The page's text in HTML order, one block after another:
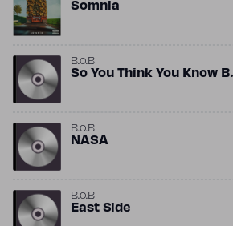
Somnia
B.o.B
So You Think You Know
B.o.B
NASA
B.o.B
East Side